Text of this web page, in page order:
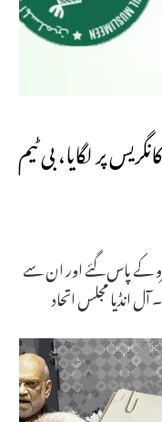
پر لگایا، بی ٹیم
کے پاس گئے اور ان سے
انڈیا مجلس اتحاد